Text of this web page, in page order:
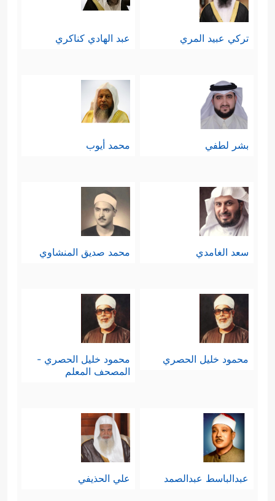
تركي عبيد المري عبد الهادي كناكري
بشر لطفي محمد أيوب
سعد الغامدي محمد صديق المنشاوي
محمود خليل الحصري
محمود خليل الحصري -
المصحف المعلم
عبدالباسط عبدالصمد علي الحذيفي